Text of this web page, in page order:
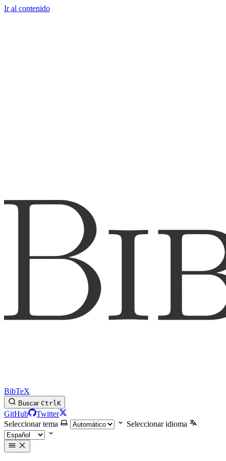
Ir al contenido
BibTeX
Buscar CtrlK
GitHub
Twitter
Seleccionar tema
Seleccionar idioma